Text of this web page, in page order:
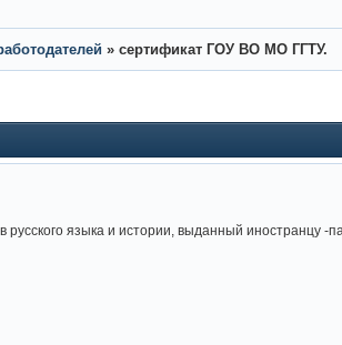
» сертификат ГОУ ВО МО ГГТУ.
языка и истории, выданный иностранцу